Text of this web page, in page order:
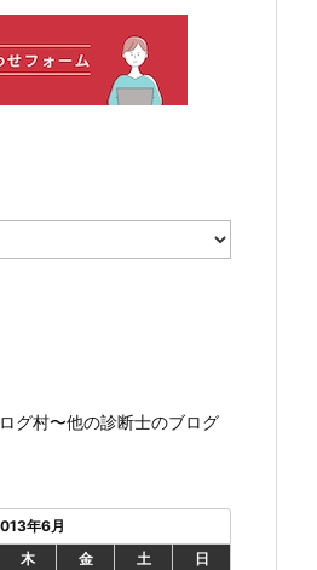
グ村〜他の診断士のブログ
年6月
木 金 土
日